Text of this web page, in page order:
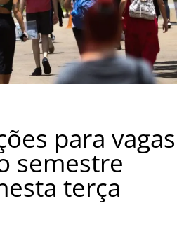
para vagas
semestre
terça